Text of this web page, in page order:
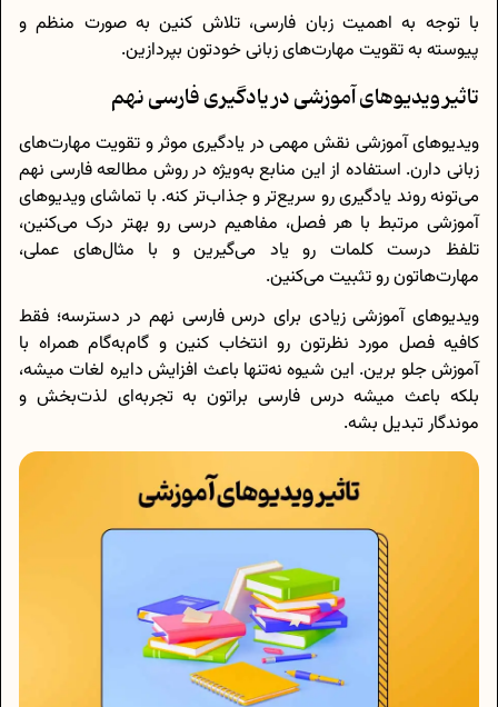
با توجه به اهمیت زبان فارسی، تلاش کنین به صورت منظم و
پیوسته به تقویت مهارت‌های زبانی خودتون بپردازین.
تاثیر ویدیوهای آموزشی در یادگیری فارسی نهم
ویدیوهای آموزشی نقش مهمی در یادگیری موثر و تقویت مهارت‌های
زبانی دارن. استفاده از این منابع به‌ویژه در روش مطالعه فارسی نهم
می‌تونه روند یادگیری رو سریع‌تر و جذاب‌تر کنه. با تماشای ویدیوهای
آموزشی مرتبط با هر فصل، مفاهیم درسی رو بهتر درک می‌کنین،
تلفظ درست کلمات رو یاد می‌گیرین و با مثال‌های عملی،
مهارت‌هاتون رو تثبیت می‌کنین.
ویدیوهای آموزشی زیادی برای درس فارسی نهم در دسترسه؛ فقط
کافیه فصل مورد نظرتون رو انتخاب کنین و گام‌به‌گام همراه با
آموزش جلو برین. این شیوه نه‌تنها باعث افزایش دایره لغات میشه،
بلکه باعث میشه درس فارسی براتون به تجربه‌ای لذت‌بخش و
موندگار تبدیل بشه.